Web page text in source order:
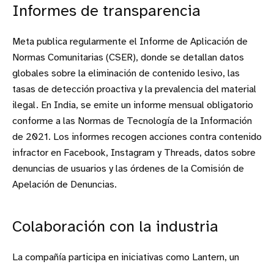
Informes de transparencia
Meta publica regularmente el Informe de Aplicación de
Normas Comunitarias (CSER), donde se detallan datos
globales sobre la eliminación de contenido lesivo, las
tasas de detección proactiva y la prevalencia del material
ilegal. En India, se emite un informe mensual obligatorio
conforme a las Normas de Tecnología de la Información
de 2021. Los informes recogen acciones contra contenido
infractor en Facebook, Instagram y Threads, datos sobre
denuncias de usuarios y las órdenes de la Comisión de
Apelación de Denuncias.
Colaboración con la industria
La compañía participa en iniciativas como Lantern, un